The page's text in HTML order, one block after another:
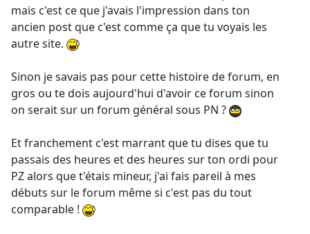
mais c'est ce que j'avais l'impression dans ton
ancien post que c'est comme ça que tu voyais les
autre site.
Sinon je savais pas pour cette histoire de forum, en
gros ou te dois aujourd'hui d'avoir ce forum sinon
on serait sur un forum général sous PN ?
Et franchement c'est marrant que tu dises que tu
passais des heures et des heures sur ton ordi pour
PZ alors que t'étais mineur, j'ai fais pareil à mes
débuts sur le forum même si c'est pas du tout
comparable !